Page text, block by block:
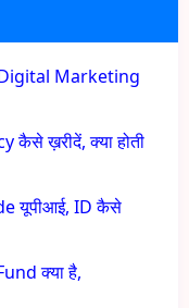
Marketing
कैसे ख़रीदें, क्या होती
यूपीआई, ID कैसे
क्या है,